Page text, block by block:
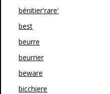
bénitier'rare'
best
beurre
beurrier
beware
bicchiere